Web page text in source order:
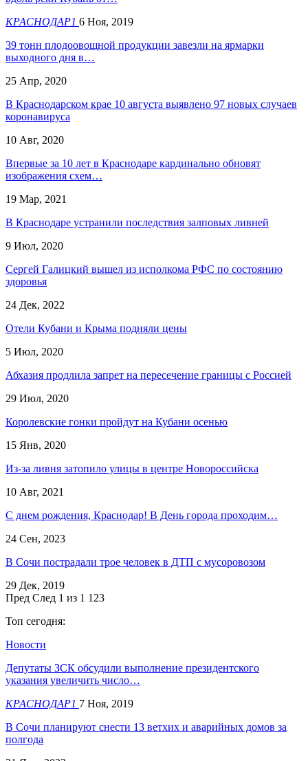
КРАСНОДАР1 6 Ноя, 2019
39 тонн плодоовощной продукции завезли на ярмарки
выходного дня в…
25 Апр, 2020
В Краснодарском крае 10 августа выявлено 97 новых случаев
коронавируса
10 Авг, 2020
Впервые за 10 лет в Краснодаре кардинально обновят
изображения схем…
19 Мар, 2021
В Краснодаре устранили последствия залповых ливней
9 Июл, 2020
Сергей Галицкий вышел из исполкома РФС по состоянию
здоровья
24 Дек, 2022
Отели Кубани и Крыма подняли цены
5 Июл, 2020
Абхазия продлила запрет на пересечение границы с Россией
29 Июл, 2020
Королевские гонки пройдут на Кубани осенью
15 Янв, 2020
Из-за ливня затопило улицы в центре Новороссийска
10 Авг, 2021
С днем рождения, Краснодар! В День города проходим…
24 Сен, 2023
В Сочи пострадали трое человек в ДТП с мусоровозом
29 Дек, 2019
Пред След 1 из 1 123
Топ сегодня:
Новости
Депутаты ЗСК обсудили выполнение президентского
указания увеличить число…
КРАСНОДАР1 7 Ноя, 2019
В Сочи планируют снести 13 ветхих и аварийных домов за
полгода